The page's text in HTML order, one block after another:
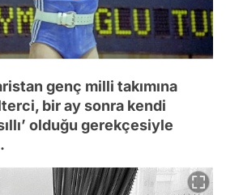
genç milli takımına
bir ay sonra kendi
olduğu gerekçesiyle